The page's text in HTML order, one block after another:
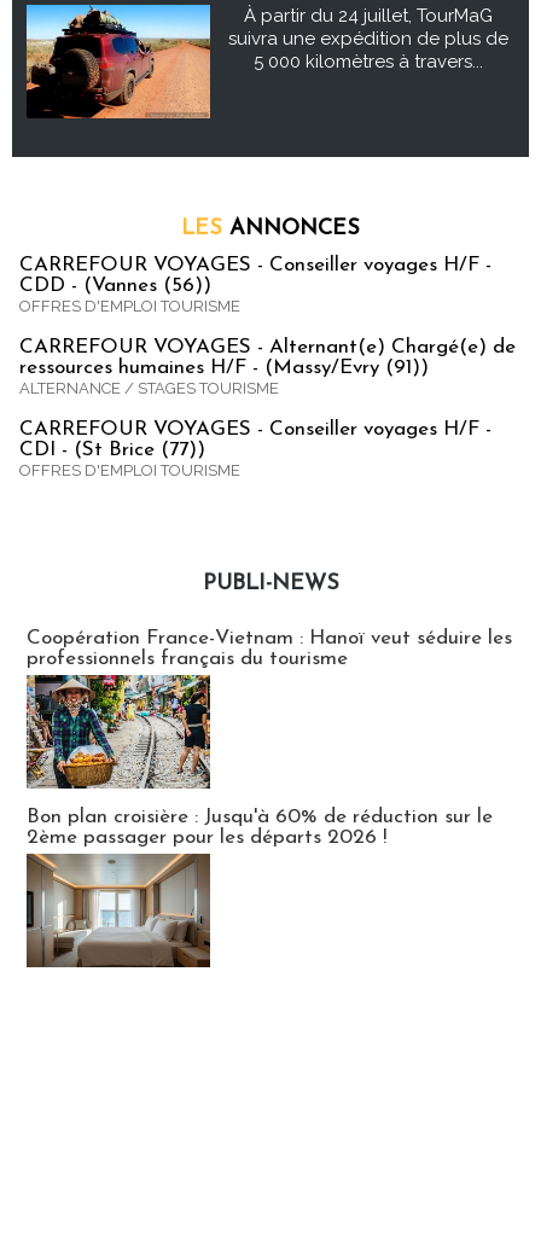
À partir du 24 juillet, TourMaG
suivra une expédition de plus de
5 000 kilomètres à travers...
LES ANNONCES
CARREFOUR VOYAGES - Conseiller voyages H/F -
CDD - (Vannes (56))
OFFRES D'EMPLOI TOURISME
CARREFOUR VOYAGES - Alternant(e) Chargé(e) de
ressources humaines H/F - (Massy/Evry (91))
ALTERNANCE / STAGES TOURISME
CARREFOUR VOYAGES - Conseiller voyages H/F -
CDI - (St Brice (77))
OFFRES D'EMPLOI TOURISME
PUBLI-NEWS
Coopération France-Vietnam : Hanoï veut séduire les
professionnels français du tourisme
Bon plan croisière : Jusqu'à 60% de réduction sur le
2ème passager pour les départs 2026 !